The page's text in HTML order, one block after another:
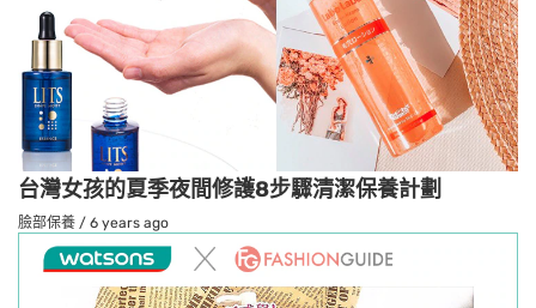
台灣女孩的夏季夜間修護8步驟清潔保養計劃
臉部保養 / 6 years ago